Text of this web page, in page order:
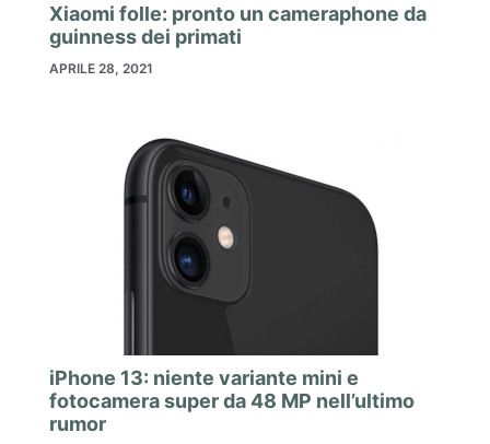
Xiaomi folle: pronto un cameraphone da
guinness dei primati
APRILE 28, 2021
iPhone 13: niente variante mini e
fotocamera super da 48 MP nell’ultimo
rumor